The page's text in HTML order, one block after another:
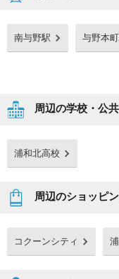
南与野駅 与野本
周辺の学校・公
浦和北高校
周辺のショッピ
コクーンシティ